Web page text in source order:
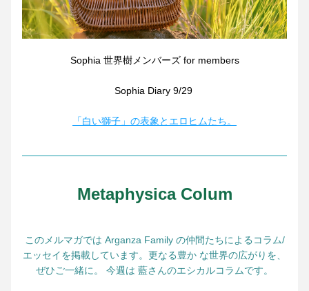
Sophia 世界樹メンバーズ for members
Sophia Diary 9/29
「白い獅子」の表象とエロヒムたち。
Metaphysica Colum
このメルマガでは Arganza Family の仲間たちによるコラム/
エッセイを掲載しています。更なる豊か な世界の広がりを、
ぜひご一緒に。 今週は 藍さんのエシカルコラムです。